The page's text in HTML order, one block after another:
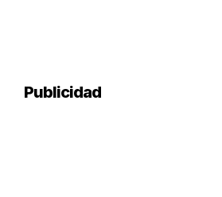
Publicidad